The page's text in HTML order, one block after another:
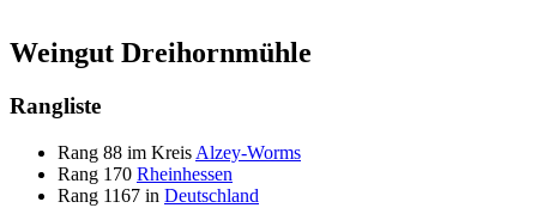
Weingut Dreihornmühle
Rangliste
Rang 88 im Kreis Alzey-Worms
Rang 170 Rheinhessen
Rang 1167 in Deutschland